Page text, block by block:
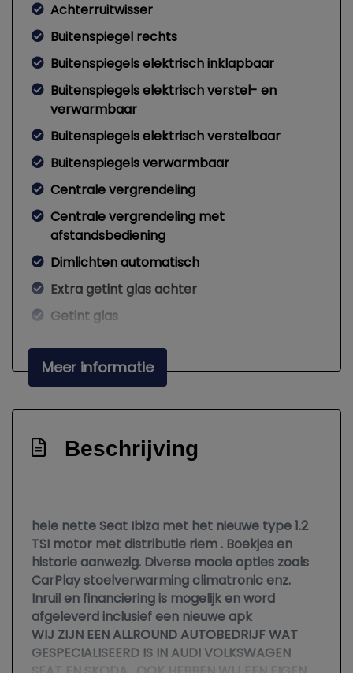
Achterruitwisser
Buitenspiegel rechts
Buitenspiegels elektrisch inklapbaar
Buitenspiegels elektrisch verstel- en
verwarmbaar
Buitenspiegels elektrisch verstelbaar
Buitenspiegels verwarmbaar
Centrale vergrendeling
Centrale vergrendeling met
afstandsbediening
Dimlichten automatisch
Extra getint glas achter
Getint glas
Led lampen
Parkeersensor achter
Achterbank in delen neerklapbaar
Airco
Airco automatisch
Bestuurdersstoel in hoogte verstelbaar
Buitentemperatuurmeter
Elektrische ramen voor
Meer informatie
Beschrijving
hele nette Seat Ibiza met het nieuwe type 1.2
TSI motor met distributie riem . Boekjes en
historie aanwezig. Diverse mooie opties zoals
CarPlay stoelverwarming climatronic enz.
Inruil en financiering is mogelijk en word
afgeleverd inclusief een nieuwe apk
WIJ ZIJN EEN ALLROUND AUTOBEDRIJF WAT
GESPECIALISEERD IS IN AUDI VOLKSWAGEN